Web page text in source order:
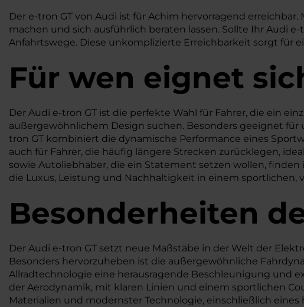
Der e-tron GT von Audi ist für Achim hervorragend
machen und sich ausführlich beraten lassen. Sollte Ihr Audi
Anfahrtswege. Diese unkomplizierte Erreichbarkeit sorgt für
Für wen eignet
Der Audi e-tron GT ist die perfekte Wahl für Fahrer, die ein
außergewöhnlichem Design suchen. Besonders geeignet
tron GT kombiniert die dynamische Performance eines
auch für Fahrer, die häufig längere Strecken zurücklegen,
sowie Autoliebhaber, die ein Statement setzen wollen, finden
die Luxus, Leistung und Nachhaltigkeit in einem sportlichen,
Besonderheiten
Der Audi e-tron GT setzt neue Maßstäbe in der Welt der
Besonders hervorzuheben ist die außergewöhnliche
Allradtechnologie eine herausragende Beschleunigung und
der Aerodynamik, mit klaren Linien und einem sportlichen
Materialien und modernster Technologie, einschließlich